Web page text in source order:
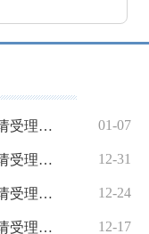
北京证监局基金经营机构行政许可申请受理及审核情况公示表（截至2025年1月3日） 01-07
北京证监局基金经营机构行政许可申请受理及审核情况公示表（截至2024年12月27日） 12-31
北京证监局基金经营机构行政许可申请受理及审核情况公示表（截至2024年12月20日） 12-24
北京证监局基金经营机构行政许可申请受理及审核情况公示表（截至2024年12月13日） 12-17